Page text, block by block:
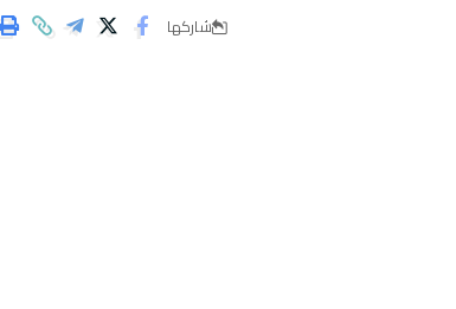
شاركها